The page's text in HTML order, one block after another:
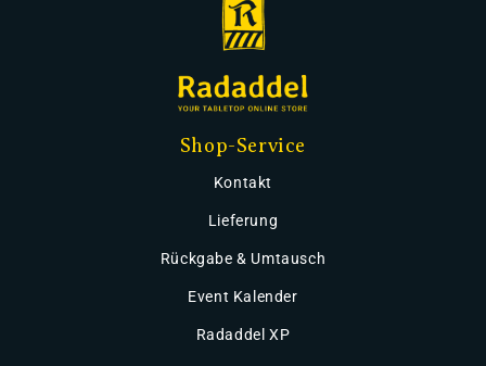
Shop-Service
Kontakt
Lieferung
Rückgabe & Umtausch
Event Kalender
Radaddel XP